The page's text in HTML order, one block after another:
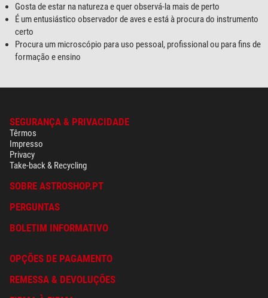
Gosta de estar na natureza e quer observá-la mais de perto
É um entusiástico observador de aves e está à procura do instrumento
certo
Procura um microscópio para uso pessoal, profissional ou para fins de
formação e ensino
SEGURANÇA & PRIVACIDADE
Têrmos
Impresso
Privacy
Take-back & Recycling
SOBRE ASTROSHOP.PT
PERGUNTAS
BOLETIM INFORMATIVO
OPÇÕES DE PAGAMENTO
REMESSA & DEVOLUÇÕES